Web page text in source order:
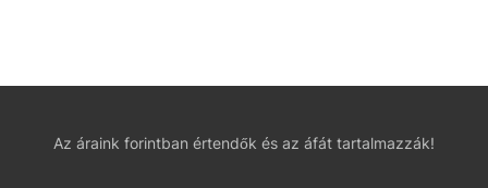
Az áraink forintban értendők és az áfát tartalmazzák!